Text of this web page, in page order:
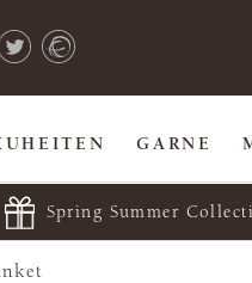
GARNE
Spring Summer